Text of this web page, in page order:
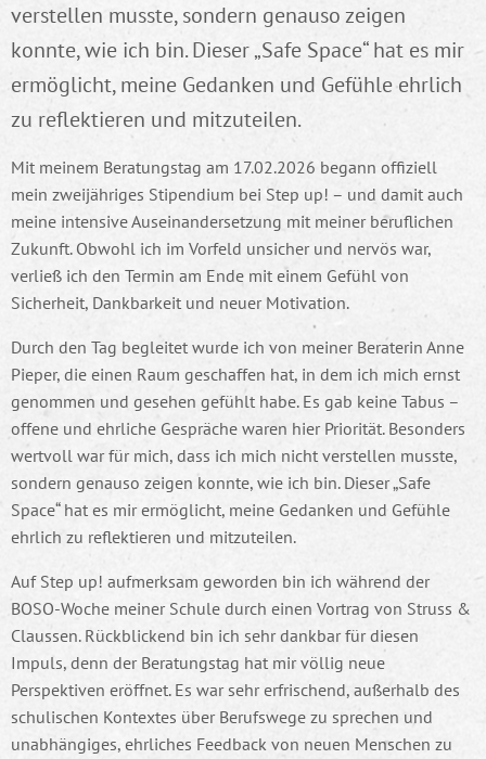
verstellen musste, sondern genauso zeigen
konnte, wie ich bin. Dieser „Safe Space“ hat es mir
ermöglicht, meine Gedanken und Gefühle ehrlich
zu reflektieren und mitzuteilen.
Mit meinem Beratungstag am 17.02.2026 begann offiziell
mein zweijähriges Stipendium bei Step up! – und damit auch
meine intensive Auseinandersetzung mit meiner beruflichen
Zukunft. Obwohl ich im Vorfeld unsicher und nervös war,
verließ ich den Termin am Ende mit einem Gefühl von
Sicherheit, Dankbarkeit und neuer Motivation.
Durch den Tag begleitet wurde ich von meiner Beraterin Anne
Pieper, die einen Raum geschaffen hat, in dem ich mich ernst
genommen und gesehen gefühlt habe. Es gab keine Tabus –
offene und ehrliche Gespräche waren hier Priorität. Besonders
wertvoll war für mich, dass ich mich nicht verstellen musste,
sondern genauso zeigen konnte, wie ich bin. Dieser „Safe
Space“ hat es mir ermöglicht, meine Gedanken und Gefühle
ehrlich zu reflektieren und mitzuteilen.
Auf Step up! aufmerksam geworden bin ich während der
BOSO-Woche meiner Schule durch einen Vortrag von Struss &
Claussen. Rückblickend bin ich sehr dankbar für diesen
Impuls, denn der Beratungstag hat mir völlig neue
Perspektiven eröffnet. Es war sehr erfrischend, außerhalb des
schulischen Kontextes über Berufswege zu sprechen und
unabhängiges, ehrliches Feedback von neuen Menschen zu